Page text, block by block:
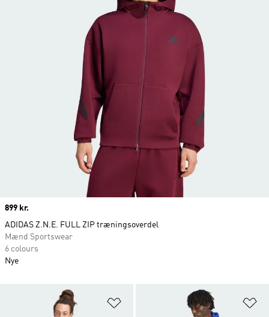
Føj til ønskeliste
Price
899 kr.
ADIDAS Z.N.E. FULL ZIP træningsoverdel
Mænd Sportswear
6 colours
Nye